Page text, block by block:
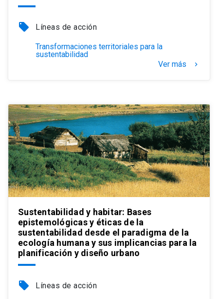
local_offer Líneas de acción
Transformaciones territoriales para la
sustentabilidad
Ver más
keyboard_arrow_right
Sustentabilidad y habitar: Bases
epistemológicas y éticas de la
sustentabilidad desde el paradigma de la
ecología humana y sus implicancias para la
planificación y diseño urbano
local_offer Líneas de acción